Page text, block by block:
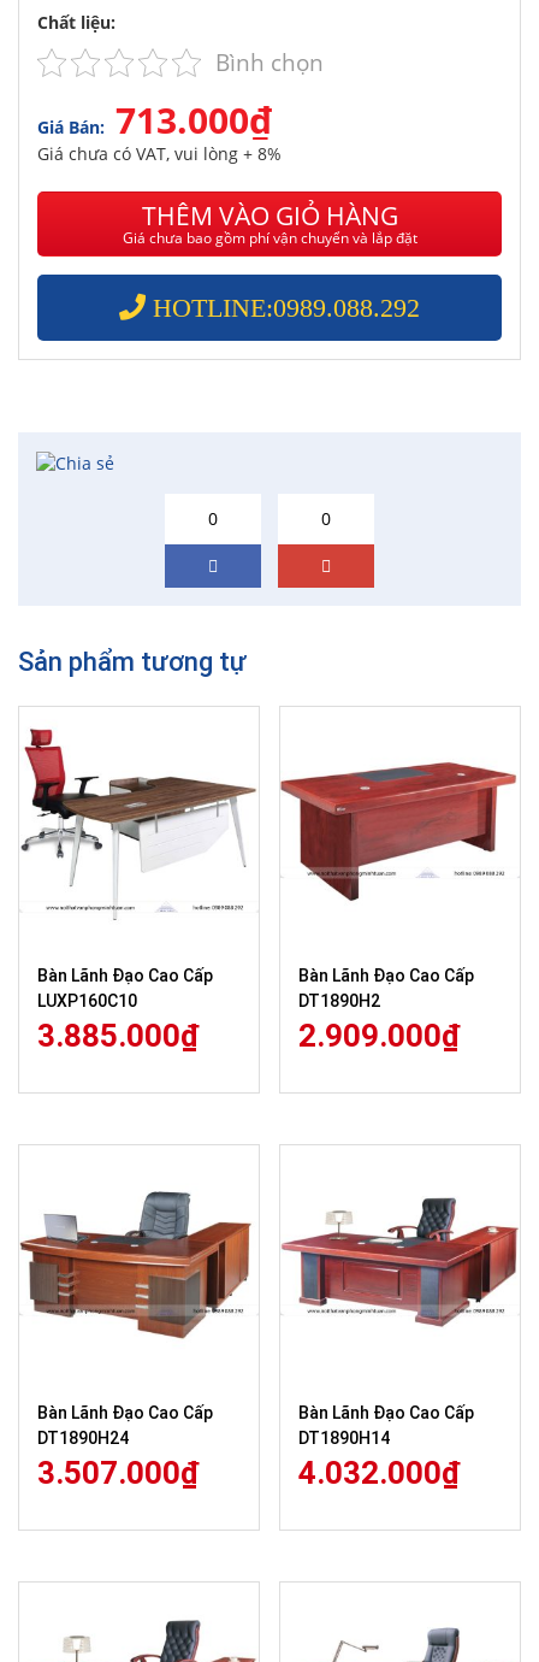
Chất liệu:
Bình chọn
Giá Bán: 713.000₫
Giá chưa có VAT, vui lòng + 8%
THÊM VÀO GIỎ HÀNG
Giá chưa bao gồm phí vận chuyển và lắp đặt
HOTLINE:0989.088.292
0 0
Sản phẩm tương tự
Bàn Lãnh Đạo Cao Cấp
LUXP160C10
3.885.000₫
Bàn Lãnh Đạo Cao Cấp
DT1890H2
2.909.000₫
Bàn Lãnh Đạo Cao Cấp
DT1890H24
3.507.000₫
Bàn Lãnh Đạo Cao Cấp
DT1890H14
4.032.000₫